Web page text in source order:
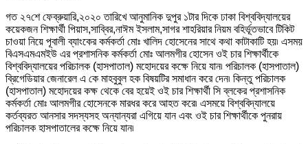
গত ২৭শে ফেব্রুয়ারি,২০২০ তারিখে আনুমানিক দুপুর ১টার দিকে ঢাকা বিশ্ববিদ্যালয়ের
কয়েকজন শিক্ষার্থী পিয়াস,সাব্বির,নাঈম ইসলাম,সাগর শাহরিয়ার নিয়ম বহির্ভূতভাবে টিকিট
চাওয়া নিয়ে পূবালী ব্যাংকের কর্মকর্তা মোঃ খালিদ হোসেনের সাথে কথা কাটাকাটি হয়৷ এসময়
বিএসএমএমইউ এর প্রশাসনিক কর্মকর্তা মোঃ আলমগীর হোসেন ওই চার শিক্ষার্থীকে
বিশ্ববিদ্যালয়ের পরিচালক (হাসপাতাল) মহোদয়ের কক্ষে নিয়ে যান৷ পরিচালক (হাসপাতাল)
ব্রিগেডিয়ার জেনারেল এ কে মাহবুবুল হক বিষয়টির সমাধান করে দেন৷ কিন্তু পরিচালক
(হাসপাতাল) মহোদয়ের কক্ষ থেকে বের হয়েই ওই চার শিক্ষার্থী সি ব্লকের প্রশাসনিক
কর্মকর্তা মোঃ আলমগীর হোসেনকে মারধর করে আহত করে৷ এসময়ে বিশ্ববিদ্যালয়ে
কর্তব্যরত আনসার সদস্যসহ অন্যান্যরা এগিয়ে যান এবং ওই চার শিক্ষার্থীকে পুনরায়
পরিচালক হাসপাতালের কক্ষে নিয়ে যান৷